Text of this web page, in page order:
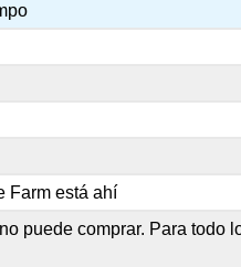
Farm está ahí
puede comprar. Para todo